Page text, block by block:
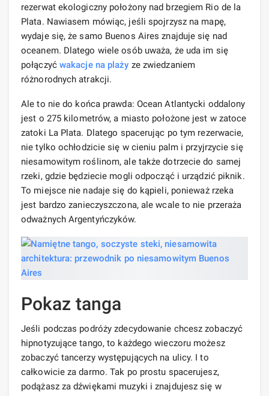
rezerwat ekologiczny położony nad brzegiem Rio de la
Plata. Nawiasem mówiąc, jeśli spojrzysz na mapę,
wydaje się, że samo Buenos Aires znajduje się nad
oceanem. Dlatego wiele osób uważa, że ​​uda im się
połączyć wakacje na plaży ze zwiedzaniem
różnorodnych atrakcji.
Ale to nie do końca prawda: Ocean Atlantycki oddalony
jest o 275 kilometrów, a miasto położone jest w zatoce
zatoki La Plata. Dlatego spacerując po tym rezerwacie,
nie tylko ochłodzicie się w cieniu palm i przyjrzycie się
niesamowitym roślinom, ale także dotrzecie do samej
rzeki, gdzie będziecie mogli odpocząć i urządzić piknik.
To miejsce nie nadaje się do kąpieli, ponieważ rzeka
jest bardzo zanieczyszczona, ale wcale to nie przeraża
odważnych Argentyńczyków.
Pokaz tanga
Jeśli podczas podróży zdecydowanie chcesz zobaczyć
hipnotyzujące tango, to każdego wieczoru możesz
zobaczyć tancerzy występujących na ulicy. I to
całkowicie za darmo. Tak po prostu spacerujesz,
podążasz za dźwiękami muzyki i znajdujesz się w